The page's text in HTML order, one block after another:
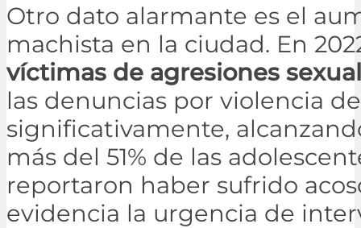
Otro dato alarmante es el
machista en la ciudad. En
víctimas de agresiones
las denuncias por violencia
significativamente,
más del 51% de las
reportaron haber sufrido
evidencia la urgencia de